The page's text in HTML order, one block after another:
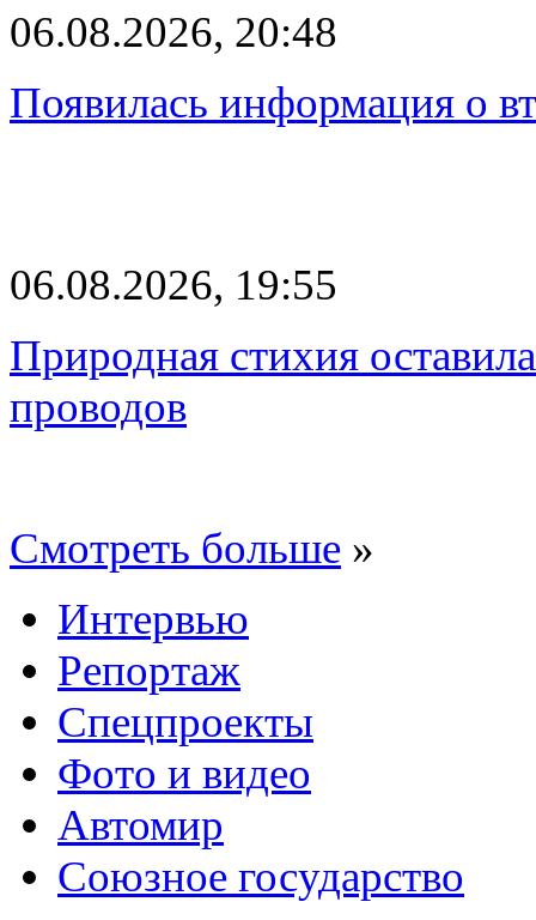
06.08.2026, 20:48
Появилась информация о
06.08.2026, 19:55
Природная стихия
проводов
Смотреть больше »
Интервью
Репортаж
Спецпроекты
Фото и видео
Автомир
Союзное государство